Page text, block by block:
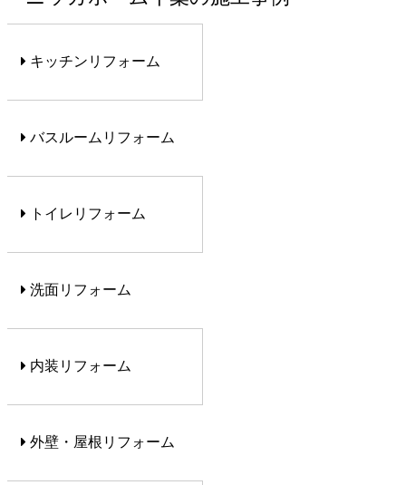
キッチンリフォーム
バスルームリフォーム
トイレリフォーム
洗面リフォーム
内装リフォーム
外壁・屋根リフォーム